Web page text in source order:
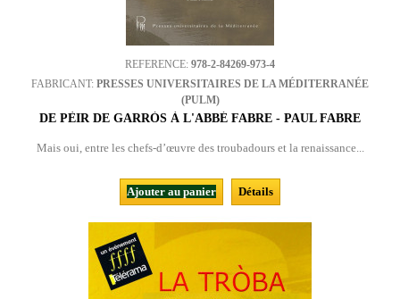
REFERENCE: 978-2-84269-973-4
FABRICANT: PRESSES UNIVERSITAIRES DE LA MÉDITERRANÉE
(PULM)
DE PÈIR DE GARRÒS À L'ABBÉ FABRE - PAUL FABRE
Mais oui, entre les chefs-d’œuvre des troubadours et la renaissance...
Ajouter au panier Détails